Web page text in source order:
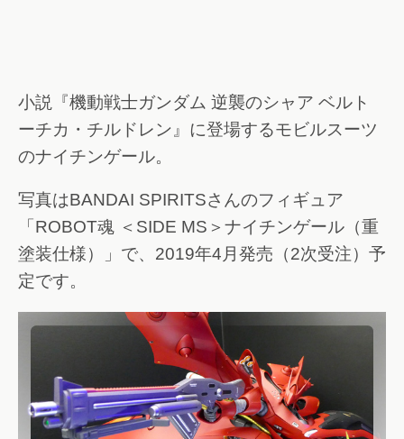
小説『機動戦士ガンダム 逆襲のシャア ベルト
ーチカ・チルドレン』に登場するモビルスーツ
のナイチンゲール。
写真はBANDAI SPIRITSさんのフィギュア
「ROBOT魂 ＜SIDE MS＞ナイチンゲール（重
塗装仕様）」で、2019年4月発売（2次受注）予
定です。